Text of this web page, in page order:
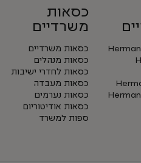
כסאות
משרדיים
כסאות משרדיים
כסאות מנהלים
כסאות לחדרי ישיבות
כסאות מעבדה
כסאות נערמים
כסאות אודיטוריום
ספות למשרד